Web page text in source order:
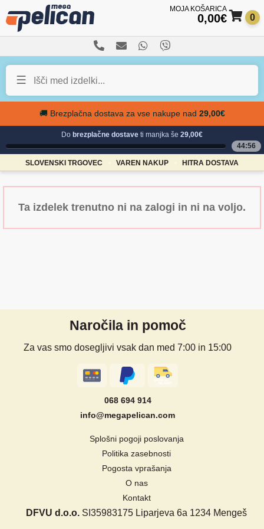
0
🚚 Brezplačna dostava za vse nakupe nad 29,00€
Do brezplačne dostave ti manjka še 29,00€
44:56
SLOVENSKI TRGOVEC VAREN NAKUP HITRA DOSTAVA
to
to
0,00€
Ta izdelek trenutno ni na zalogi in ni na voljo.
Naročila in pomoč
Za vas smo dosegljivi vsak dan med 7:00 in 15:00
068 694 914
info@megapelican.com
Splošni pogoji poslovanja
Politika zasebnosti
Pogosta vprašanja
O nas
Kontakt
DFVU d.o.o. SI35983175 Liparjeva 6a 1234 Mengeš